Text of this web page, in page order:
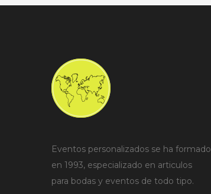
Eventos personalizados se ha formado
en 1993, especializado en articulos
para bodas y eventos de todo tipo.